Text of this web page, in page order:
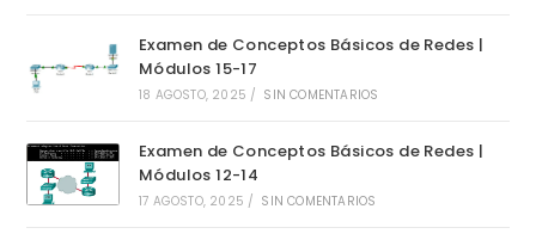
Examen de Conceptos Básicos de Redes |
Módulos 15-17
18 AGOSTO, 2025 / SIN COMENTARIOS
Examen de Conceptos Básicos de Redes |
Módulos 12-14
17 AGOSTO, 2025 / SIN COMENTARIOS